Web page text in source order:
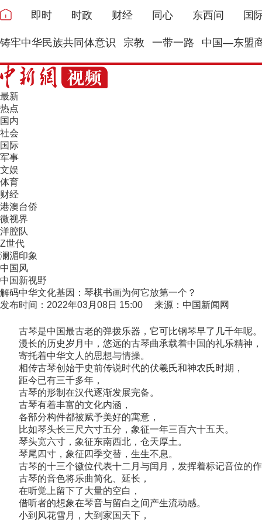
即时 时政 财经 同心 东西问 国
铸牢中华民族共同体意识 宗教 一带一路 中国—东盟
最新
热点
国内
社会
国际
军事
文娱
体育
财经
港澳台侨
微视界
洋腔队
Z世代
澜湄印象
中国风
中国新视野
解码中华文化基因：琴棋书画为何它放第一个？
发布时间：2022年03月08日 15:00 来源：中国新闻网
古琴是中国最古老的弹拨乐器，它可比钢琴早了几千年呢。
漫长的历史岁月中，悠远的古琴曲承载着中国的礼乐精神，
寄托着中华文人的思想与情操。
相传古琴创始于史前传说时代的伏羲氏和神农氏时期，
距今已有三千多年，
古琴的形制在汉代逐渐发展完备。
古琴有着丰富的文化内涵，
各部分构件都被赋予美好的寓意，
比如琴头长三尺六寸五分，象征一年三百六十五天。
琴头宽六寸，象征东南西北，仓天厚土。
琴尾四寸，象征四季交替，生生不息。
古琴的十三个徽位代表十二月与闰月，发挥着标记音位的
古琴的音色将乐曲简化、延长，
在听觉上留下了大量的空白，
借听者的想象在琴音与留白之间产生流动感。
小到风花雪月，大到家国天下，